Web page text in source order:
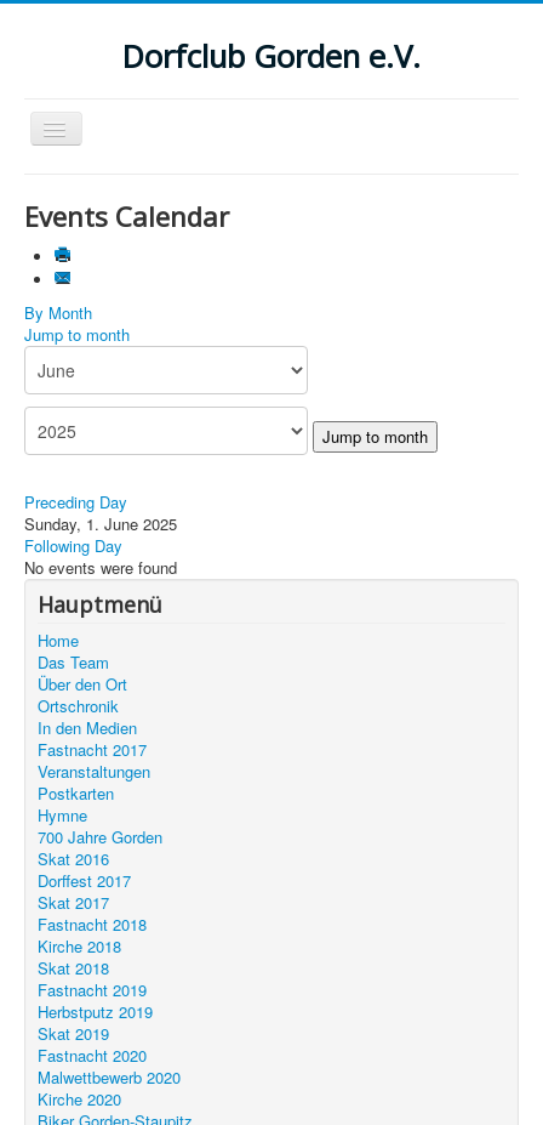
Dorfclub Gorden e.V.
Navigation
an/aus
Suchen
...
Events Calendar
By Month
Jump to month
Jump to month
Preceding Day
Sunday, 1. June 2025
Following Day
No events were found
Hauptmenü
Home
Das Team
Über den Ort
Ortschronik
In den Medien
Fastnacht 2017
Veranstaltungen
Postkarten
Hymne
700 Jahre Gorden
Skat 2016
Dorffest 2017
Skat 2017
Fastnacht 2018
Kirche 2018
Skat 2018
Fastnacht 2019
Herbstputz 2019
Skat 2019
Fastnacht 2020
Malwettbewerb 2020
Kirche 2020